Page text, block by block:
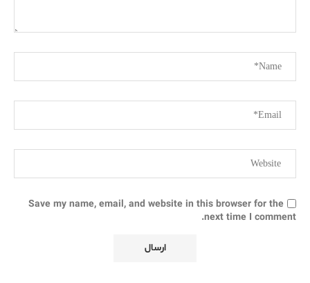
Save my name, email, and website in this browser for the
next time I comment.